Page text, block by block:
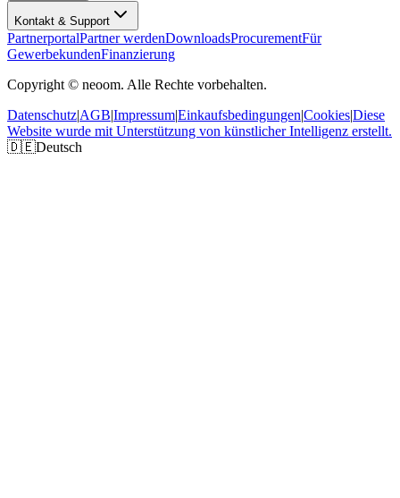
Kontakt & Support
PartnerportalPartner werdenDownloadsProcurementFür
GewerbekundenFinanzierung
Copyright © neoom. Alle Rechte vorbehalten.
Datenschutz|AGB|Impressum|Einkaufsbedingungen|Cookies|Diese
Website wurde mit Unterstützung von künstlicher Intelligenz erstellt.
🇩🇪Deutsch